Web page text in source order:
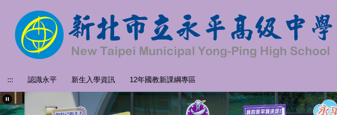
區
::: 認識永平 新生入學資訊 12年國教新課綱專區